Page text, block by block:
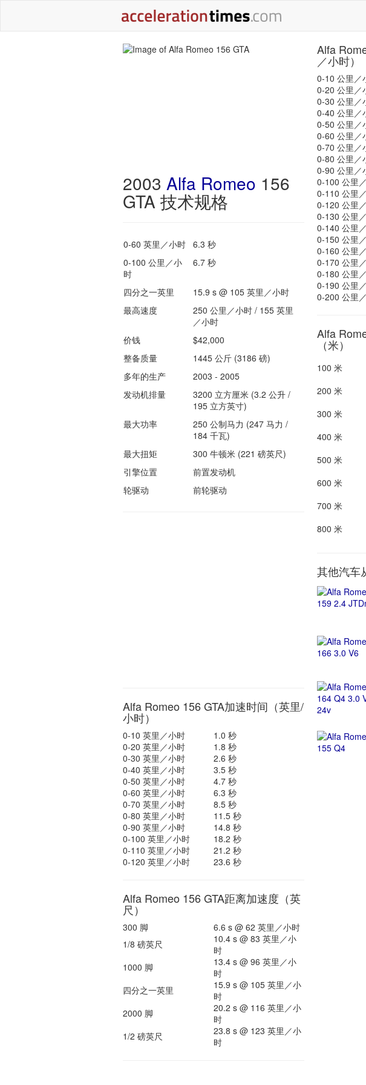
2003 Alfa Romeo 156
GTA 技术规格
0-60 英里／小时
6.3 秒
0-100 公里／小
时
6.7 秒
四分之一英里
15.9 s @ 105 英里／小时
最高速度
250 公里／小时 / 155 英里
／小时
价钱
$42,000
整备质量
1445 公斤 (3186 磅)
多年的生产
2003 - 2005
发动机排量
3200 立方厘米 (3.2 公升 /
195 立方英寸)
最大功率
250 公制马力 (247 马力 /
184 千瓦)
最大扭矩
300 牛顿米 (221 磅英尺)
引擎位置
前置发动机
轮驱动
前轮驱动
Alfa Romeo 156 GTA加速时间（英里/
小时）
0-10 英里／小时
1.0 秒
0-20 英里／小时
1.8 秒
0-30 英里／小时
2.6 秒
0-40 英里／小时
3.5 秒
0-50 英里／小时
4.7 秒
0-60 英里／小时
6.3 秒
0-70 英里／小时
8.5 秒
0-80 英里／小时
11.5 秒
0-90 英里／小时
14.8 秒
0-100 英里／小时
18.2 秒
0-110 英里／小时
21.2 秒
0-120 英里／小时
23.6 秒
Alfa Romeo 156 GTA距离加速度（英
尺）
300 脚
6.6 s @ 62 英里／小时
1/8 磅英尺
10.4 s @ 83 英里／小
时
1000 脚
13.4 s @ 96 英里／小
时
四分之一英里
15.9 s @ 105 英里／小
时
2000 脚
20.2 s @ 116 英里／小
时
1/2 磅英尺
23.8 s @ 123 英里／小
时
Alfa
／小时）
0-10 公里／
0-20 公里／
0-30 公里／
0-40 公里／
0-50 公里／
0-60 公里／
0-70 公里／
0-80 公里／
0-90 公里／
0-100 公里
0-110 公里
0-120 公里
0-130 公里
0-140 公里
0-150 公里
0-160 公里
0-170 公里
0-180 公里
0-190 公里
0-200 公里
Alfa
（米）
100 米
200 米
300 米
400 米
500 米
600 米
700 米
800 米
其他汽车